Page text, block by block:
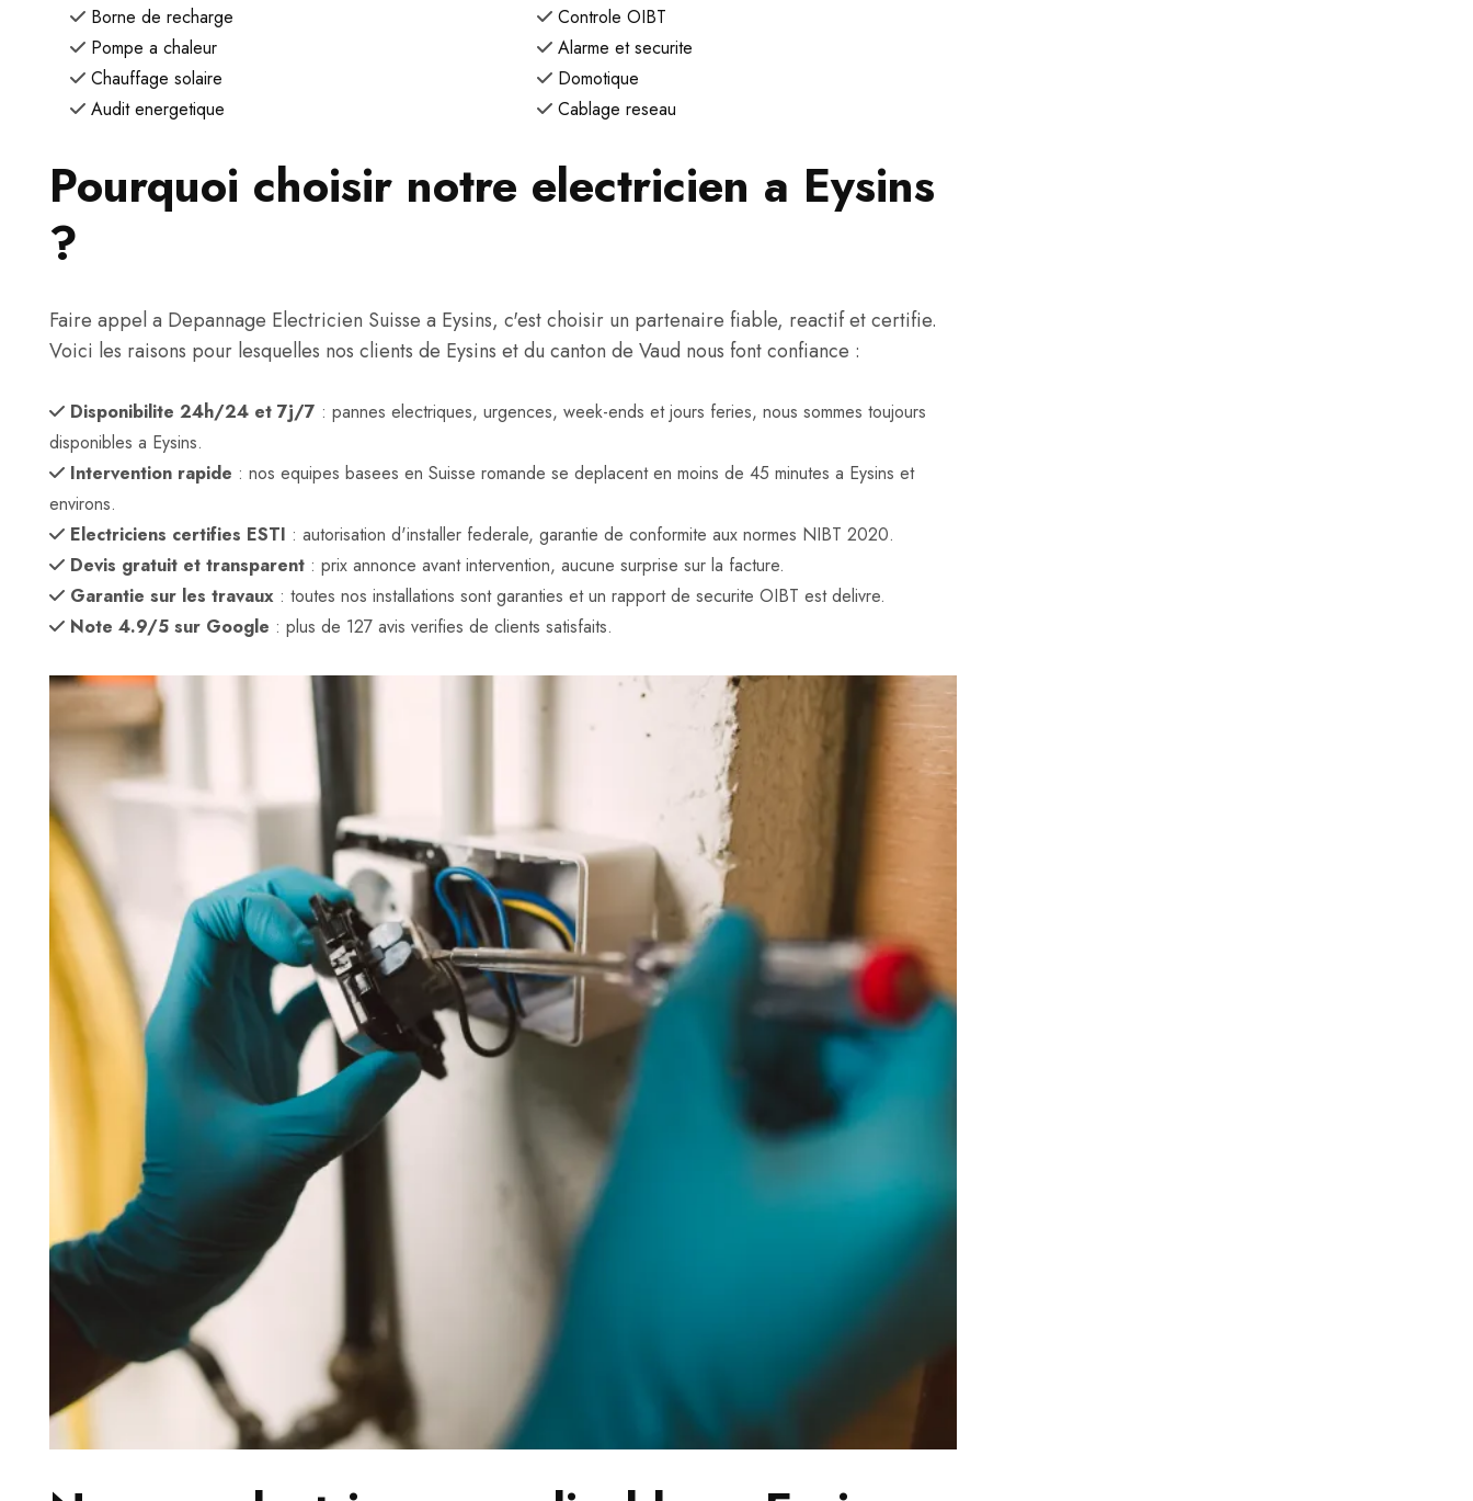
Borne de recharge
Pompe a chaleur
Chauffage solaire
Audit energetique
Controle OIBT
Alarme et securite
Domotique
Cablage reseau
Pourquoi choisir notre electricien a Eysins
?
Faire appel a Depannage Electricien Suisse a Eysins, c'est choisir un partenaire fiable, reactif et certifie.
Voici les raisons pour lesquelles nos clients de Eysins et du canton de Vaud nous font confiance :
Disponibilite 24h/24 et 7j/7 : pannes electriques, urgences, week-ends et jours feries, nous sommes toujours
disponibles a Eysins.
Intervention rapide : nos equipes basees en Suisse romande se deplacent en moins de 45 minutes a Eysins et
environs.
Electriciens certifies ESTI : autorisation d'installer federale, garantie de conformite aux normes NIBT 2020.
Devis gratuit et transparent : prix annonce avant intervention, aucune surprise sur la facture.
Garantie sur les travaux : toutes nos installations sont garanties et un rapport de securite OIBT est delivre.
Note 4.9/5 sur Google : plus de 127 avis verifies de clients satisfaits.